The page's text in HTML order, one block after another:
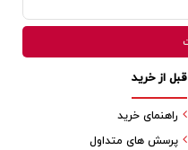
قبل از خرید
راهنمای خرید
پرسش های متداول